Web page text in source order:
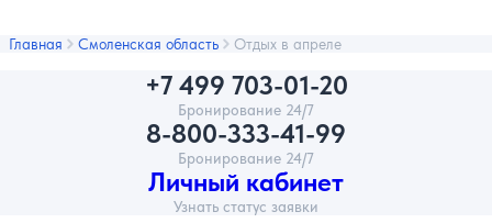
Главная Смоленская область Отдых в апреле
+7 499 703-01-20
Бронирование 24/7
8-800-333-41-99
Бронирование 24/7
Личный кабинет
Узнать статус заявки